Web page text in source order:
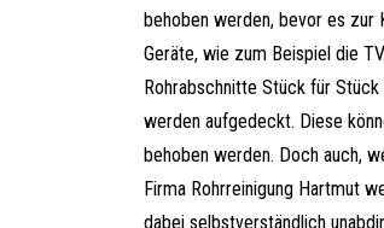
behoben werden, bevor es
Geräte, wie zum Beispiel die
Rohrabschnitte Stück für
werden aufgedeckt. Diese
behoben werden. Doch auch,
Firma Rohrreinigung Hartmut
dabei selbstverständlich